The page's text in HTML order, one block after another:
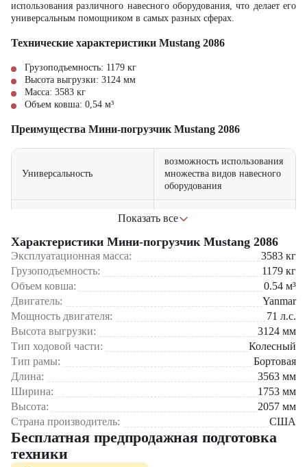
использования различного навесного оборудования, что делает его
универсальным помощником в самых разных сферах.
Технические характеристики Mustang 2086
Грузоподъемность: 1179 кг
Высота выгрузки: 3124 мм
Масса: 3583 кг
Объем ковша: 0,54 м³
Преимущества Мини-погрузчик Mustang 2086
Универсальность
возможность использования
множества видов навесного
оборудования
позволяет справляться с
интенсивными нагрузками
Маневренность
компактные размеры
обеспечивают удобную
работу в ограниченном
Надежность
прочная конструкция и
качественные компоненты
гарантируют долгий срок
службы
Комфорт
эргономичная кабина и
оператора
Экономичность
Показать все
Характеристики Мини-погрузчик Mustang 2086
Эксплуатационная масса: 3583 кг
Грузоподъемность:
1179 кг
Объем ковша:
0.54 м³
Двигатель:
Yanmar
Мощность двигателя:
71 л.с.
Высота выгрузки:
3124 мм
Тип ходовой части:
Колесный
Тип рамы:
Бортовая
Длина:
3563 мм
Ширина:
1753 мм
Высота:
2057 мм
Страна производитель:
США
Бесплатная предпродажная подготовка
техники